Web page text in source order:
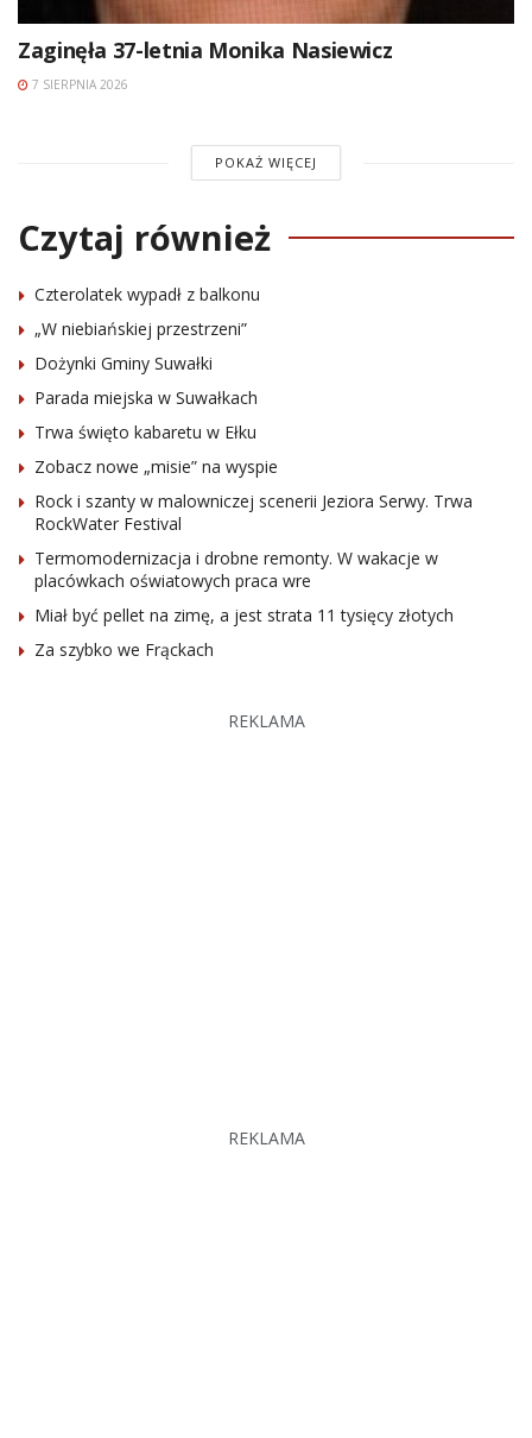
Zaginęła 37-letnia Monika Nasiewicz
7 SIERPNIA 2026
POKAŻ WIĘCEJ
Czytaj również
Czterolatek wypadł z balkonu
„W niebiańskiej przestrzeni”
Dożynki Gminy Suwałki
Parada miejska w Suwałkach
Trwa święto kabaretu w Ełku
Zobacz nowe „misie” na wyspie
Rock i szanty w malowniczej scenerii Jeziora Serwy. Trwa
RockWater Festival
Termomodernizacja i drobne remonty. W wakacje w
placówkach oświatowych praca wre
Miał być pellet na zimę, a jest strata 11 tysięcy złotych
Za szybko we Frąckach
REKLAMA
REKLAMA